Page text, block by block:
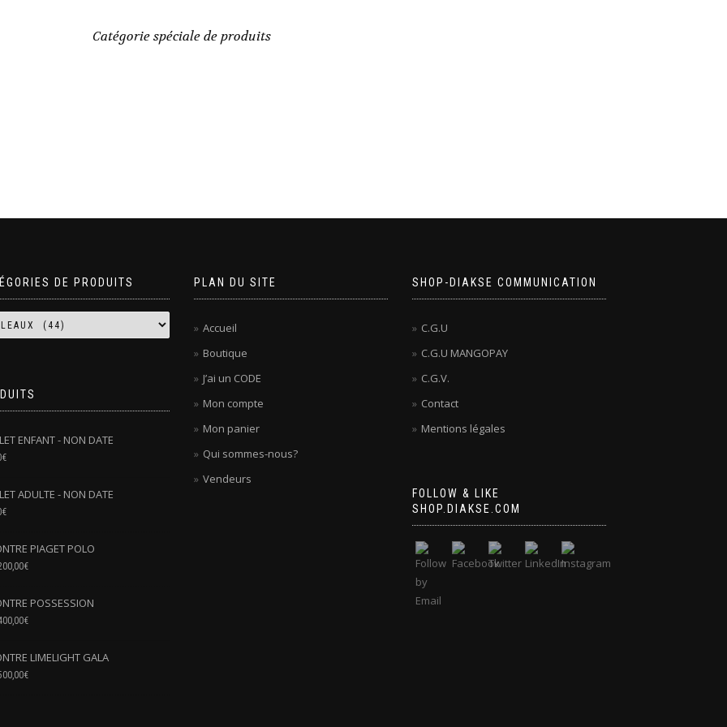
Catégorie spéciale de produits
DE PRODUITS
ENFANT - NON DATE
€
ADULTE - NON DATE
€
PIAGET POLO
€
POSSESSION
€
LIMELIGHT GALA
€
PLAN DU SITE
Accueil
Boutique
J’ai un CODE
Mon compte
Mon panier
Qui sommes-nous?
Vendeurs
SHOP-DIAKSE COMMUNICATION
C.G.U
C.G.U MANGOPAY
C.G.V.
Contact
Mentions légales
FOLLOW & LIKE
SHOP.DIAKSE.COM